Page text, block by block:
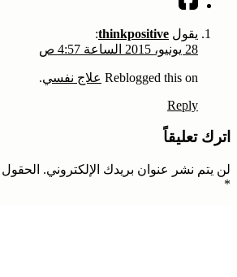
يقول thinkpositive
:
28 يونيو، 2015 الساعة 4:57 ص
Reblogged this on علاج نفسي.
Reply
اترك تعليقاً
لن يتم نشر عنوان بريدك الإلكتروني. الحقول
*